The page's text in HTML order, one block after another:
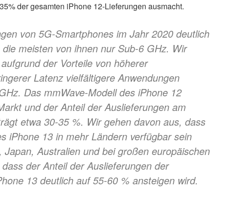
der gesamten iPhone 12-Lieferungen ausmacht.
von 5G-Smartphones im Jahr 2020 deutlich
meisten von ihnen nur Sub-6 GHz. Wir
der Vorteile von höherer
Latenz vielfältigere Anwendungen
Das mmWave-Modell des iPhone 12
und der Anteil der Auslieferungen am
etwa 30-35 %. Wir gehen davon aus, dass
iPhone 13 in mehr Ländern verfügbar sein
Australien und bei großen europäischen
der Anteil der Auslieferungen der
13 deutlich auf 55-60 % ansteigen wird.